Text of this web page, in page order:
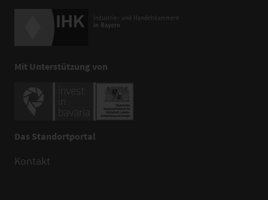
Mit Unterstützung von
Das Standortportal
Kontakt